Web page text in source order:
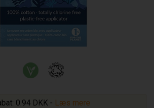
0.94 DKK - Læs mere